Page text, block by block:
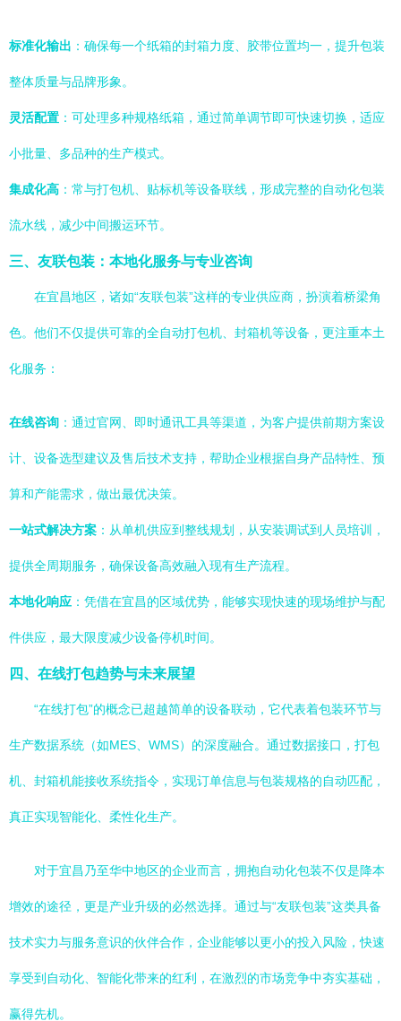
标准化输出 ：确保每一个纸箱的封箱力度、胶带位置均一，提升包装
整体质量与品牌形象。
灵活配置 ：可处理多种规格纸箱，通过简单调节即可快速切换，适应
小批量、多品种的生产模式。
集成化高 ：常与打包机、贴标机等设备联线，形成完整的自动化包装
流水线，减少中间搬运环节。
三、友联包装：本地化服务与专业咨询
在宜昌地区，诸如“友联包装”这样的专业供应商，扮演着桥梁角
色。他们不仅提供可靠的全自动打包机、封箱机等设备，更注重本土
化服务：
在线咨询 ：通过官网、即时通讯工具等渠道，为客户提供前期方案设
计、设备选型建议及售后技术支持，帮助企业根据自身产品特性、预
算和产能需求，做出最优决策。
一站式解决方案 ：从单机供应到整线规划，从安装调试到人员培训，
提供全周期服务，确保设备高效融入现有生产流程。
本地化响应 ：凭借在宜昌的区域优势，能够实现快速的现场维护与配
件供应，最大限度减少设备停机时间。
四、在线打包趋势与未来展望
“在线打包”的概念已超越简单的设备联动，它代表着包装环节与
生产数据系统（如MES、WMS）的深度融合。通过数据接口，打包
机、封箱机能接收系统指令，实现订单信息与包装规格的自动匹配，
真正实现智能化、柔性化生产。
对于宜昌乃至华中地区的企业而言，拥抱自动化包装不仅是降本
增效的途径，更是产业升级的必然选择。通过与“友联包装”这类具备
技术实力与服务意识的伙伴合作，企业能够以更小的投入风险，快速
享受到自动化、智能化带来的红利，在激烈的市场竞争中夯实基础，
赢得先机。